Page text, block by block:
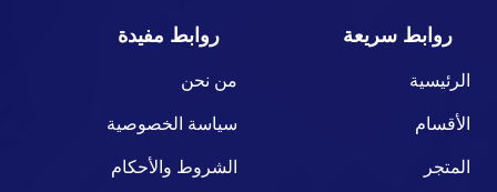
روابط سريعة
الرئيسية
الأقسام
المتجر
روابط مفيدة
من نحن
سياسة الخصوصية
الشروط والأحكام